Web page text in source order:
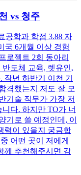
vs 청주
공학과 학점 3.88 자
국 6개월 이상 경험
로젝트 2회 동아리
도체 교육, 렛유인,
년 하반기 이천 기
격했는지 저도 잘 모
기술 직무가 가장 저
다. 하지만 TO가 너
기로 쓸 예정인데, 이
력이 있을지 궁금합
어떤 곳이 저에게
께 추천해주시면 감